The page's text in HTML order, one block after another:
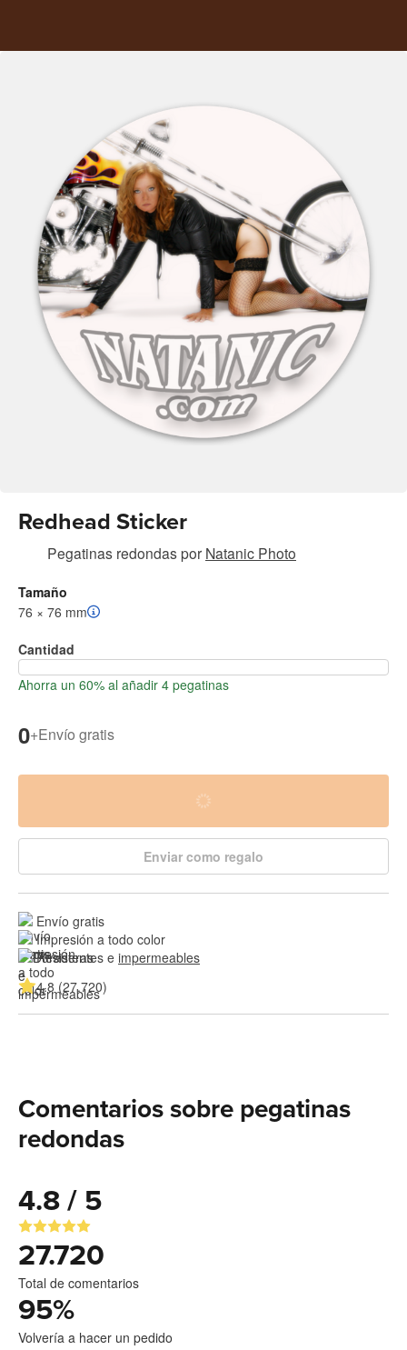
Redhead Sticker
Pegatinas redondaspor Natanic Photo
Tamaño
76 × 76 mm
Cantidad
Ahorra un 60% al añadir 4 pegatinas
0+Envío gratis
Enviar como regalo
Envío gratis
Impresión a todo color
Resistentes e impermeables
4.8 (27.720)
Comentarios sobre pegatinas
redondas
4.8 / 5
27.720
Total de comentarios
95%
Volvería a hacer un pedido